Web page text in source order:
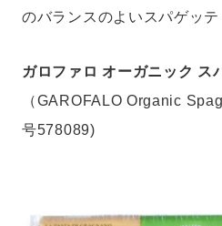
のバランスのよいスパゲッテ
ガロファロ オーガニック
（GAROFALO Organic
号578089)